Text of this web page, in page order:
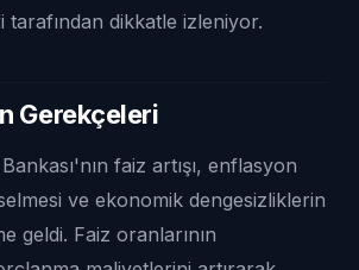
tarafından dikkatle izleniyor.
Gerekçeleri
faiz artışı, enflasyon
ve ekonomik dengesizliklerin
geldi. Faiz oranlarının